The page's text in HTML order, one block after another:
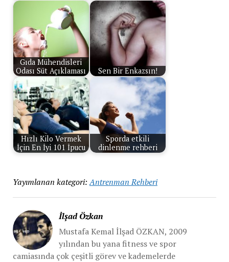
Gıda Mühendisleri
Odası Süt Açıklaması
Sen Bir Enkazsın!
Hızlı Kilo Vermek
İçin En İyi 101 İpucu
Sporda etkili
dinlenme rehberi
Yayımlanan kategori: Antrenman Rehberi
İlşad Özkan
Mustafa Kemal İlşad ÖZKAN, 2009
yılından bu yana fitness ve spor
camiasında çok çeşitli görev ve kademelerde